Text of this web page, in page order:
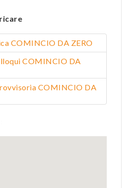
COMINCIO DA ZERO
COMINCIO DA
COMINCIO DA